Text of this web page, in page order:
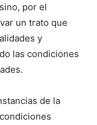
por el
un trato que
y
las condiciones
de la